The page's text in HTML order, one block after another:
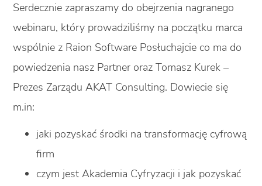
Serdecznie zapraszamy do obejrzenia nagranego
webinaru, który prowadziliśmy na początku marca
wspólnie z Raion Software Posłuchajcie co ma do
powiedzenia nasz Partner oraz Tomasz Kurek –
Prezes Zarządu AKAT Consulting. Dowiecie się
m.in:
jaki pozyskać środki na transformację cyfrową
firm
czym jest Akademia Cyfryzacji i jak pozyskać